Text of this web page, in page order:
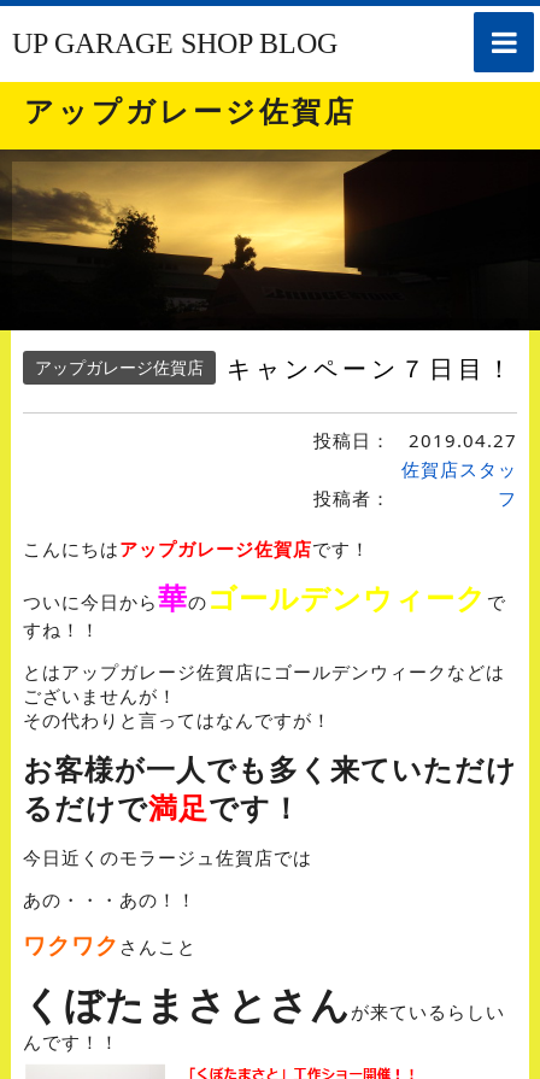
toggle
UP GARAGE SHOP BLOG
アップガレージ佐賀店
アップガレージ佐賀店 キャンペーン７日目！
投稿日： 2019.04.27
投稿者：
佐賀店スタッ
フ
こんにちはアップガレージ佐賀店です！
ついに今日から華の ゴールデンウィーク で
すね！！
とはアップガレージ佐賀店にゴールデンウィークなどは
ございませんが！
その代わりと言ってはなんですが！
お客様が一人でも多く来ていただけ
るだけで満足です！
今日近くのモラージュ佐賀店では
あの・・・あの！！
ワクワク さんこと
くぼたまさとさん が来ているらしい
んです！！